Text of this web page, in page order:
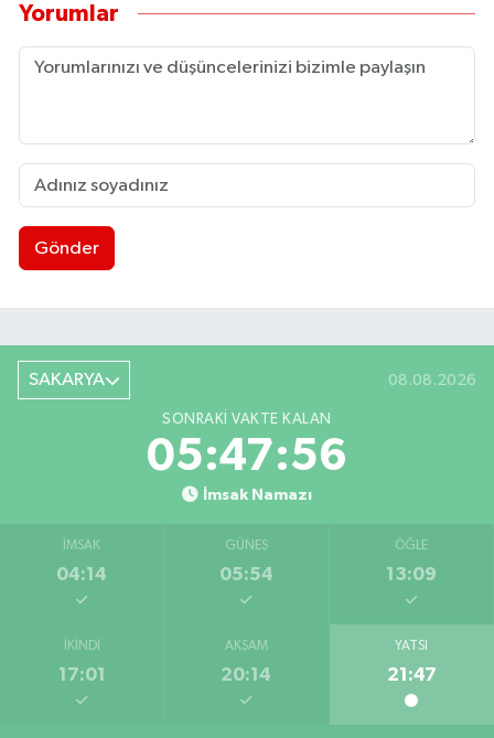
Yorumlar
Gönder
SAKARYA 08.08.2026
SONRAKI VAKTE KALAN
05:47:55
İmsak Namazı
İMSAK
04:14
GÜNEŞ
05:54
ÖĞLE
13:09
İKINDI
17:01
AKŞAM
20:14
YATSI
21:47